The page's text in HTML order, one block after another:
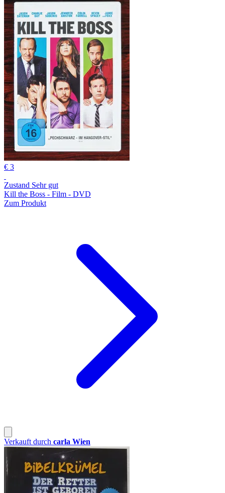
€ 3
Zustand Sehr gut
Kill the Boss - Film - DVD
Zum Produkt
Verkauft durch carla Wien